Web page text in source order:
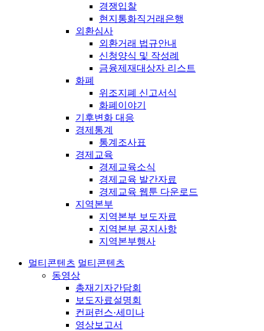
경쟁입찰
현지통화직거래은행
외환심사
외환거래 법규안내
신청양식 및 작성례
금융제재대상자 리스트
화폐
위조지폐 신고서식
화폐이야기
기후변화 대응
경제통계
통계조사표
경제교육
경제교육소식
경제교육 발간자료
경제교육 웹툰 다운로드
지역본부
지역본부 보도자료
지역본부 공지사항
지역본부행사
멀티콘텐츠 멀티콘텐츠
동영상
총재기자간담회
보도자료설명회
컨퍼런스·세미나
영상보고서